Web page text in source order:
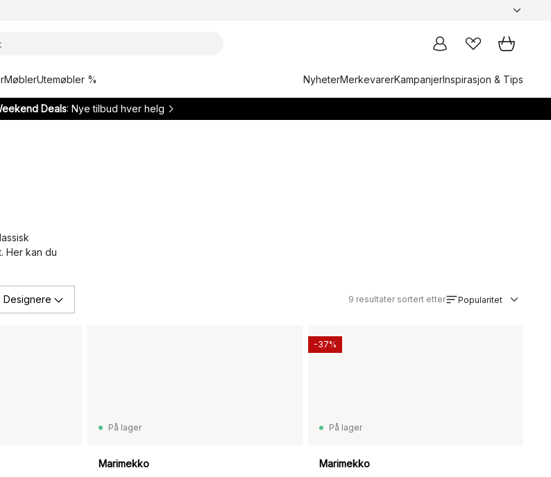
MøblerUtemøbler % NyheterMerkevarerKampanjerInspirasjon & Tips
Deals: Nye tilbud hver helg
Her kan du
Designere 9 resultater sortert etter Popularitet
På lager
Marimekko
På lager
Marimekko
-37%